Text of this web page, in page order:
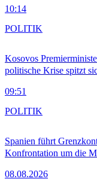
10:14
Kosovos
politische Krise spitzt
09:51
POLITIK
Spanien führt
Konfrontation um die
08.08.2026
POLITIK